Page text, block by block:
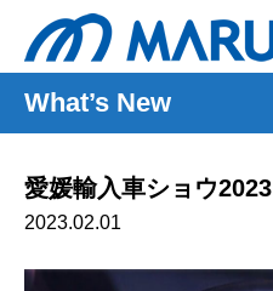
What’s New
愛媛輸入車ショウ2023
2023.02.01